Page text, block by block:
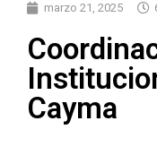
marzo 21, 2025
Cayma